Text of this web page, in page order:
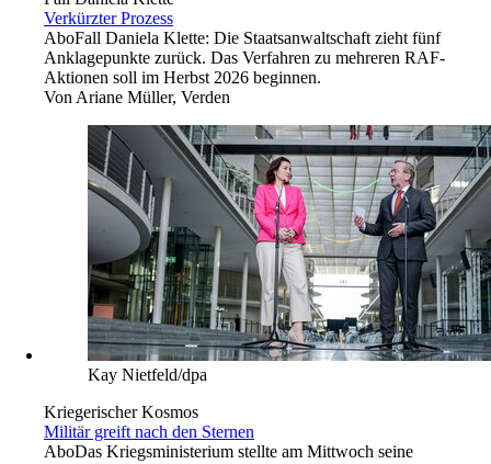
Verkürzter Prozess
AboFall Daniela Klette: Die Staatsanwaltschaft zieht fünf
Anklagepunkte zurück. Das Verfahren zu mehreren RAF-
Aktionen soll im Herbst 2026 beginnen.
Von Ariane Müller, Verden
Kay Nietfeld/dpa
Kriegerischer Kosmos
Militär greift nach den Sternen
AboDas Kriegsministerium stellte am Mittwoch seine